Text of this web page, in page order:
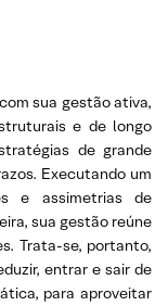
sua gestão ativa,
e de longo
de grande
Executando um
e assimetrias de
sua gestão reúne
Trata-se, portanto,
entrar e sair de
para aproveitar